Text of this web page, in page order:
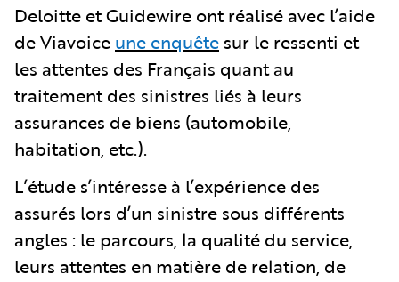
Deloitte et Guidewire ont réalisé avec l’aide
de Viavoice une enquête sur le ressenti et
les attentes des Français quant au
traitement des sinistres liés à leurs
assurances de biens (automobile,
habitation, etc.).
L’étude s’intéresse à l’expérience des
assurés lors d’un sinistre sous différents
angles : le parcours, la qualité du service,
leurs attentes en matière de relation, de